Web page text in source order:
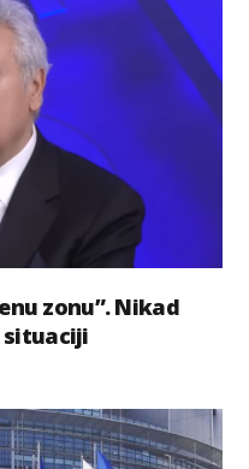
zonu”. Nikad
situaciji